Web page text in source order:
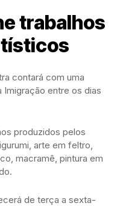
trabalhos
contará com uma
entre os dias
produzidos pelos
arte em feltro,
macramê, pintura em
de terça a sexta-